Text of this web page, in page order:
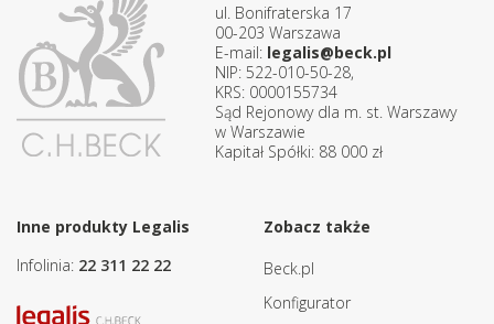
ul. Bonifraterska 17
00-203 Warszawa
E-mail: legalis@beck.pl
NIP: 522-010-50-28,
KRS: 0000155734
Sąd Rejonowy dla m. st. Warszawy
w Warszawie
Kapitał Spółki: 88 000 zł
Inne produkty Legalis
Infolinia: 22 311 22 22
Zobacz także
Beck.pl
Konfigurator